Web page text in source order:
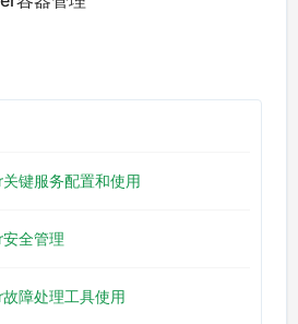
键服务配置和使用
全管理
障处理工具使用